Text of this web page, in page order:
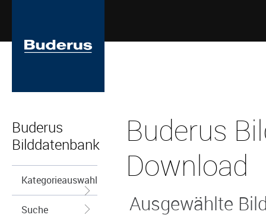
Buderus
Bilddatenbank
Kategorieauswahl
Suche
Buderus
Download
Ausgewählte